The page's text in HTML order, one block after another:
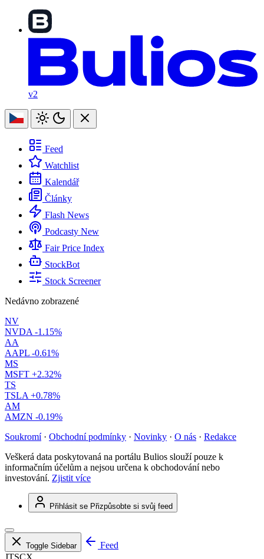
v2
Feed
Watchlist
Kalendář
Články
Flash News
Podcasty New
Fair Price Index
StockBot
Stock Screener
Nedávno zobrazené
NV
NVDA -1.15%
AA
AAPL -0.61%
MS
MSFT +2.32%
TS
TSLA +0.78%
AM
AMZN -0.19%
Soukromí · Obchodní podmínky · Novinky · O nás · Redakce
Veškerá data poskytovaná na portálu Bulios slouží pouze k
informačním účelům a nejsou určena k obchodování nebo
investování. Zjistit více
Přihlásit se Přizpůsobte si svůj feed
Toggle Sidebar
Feed